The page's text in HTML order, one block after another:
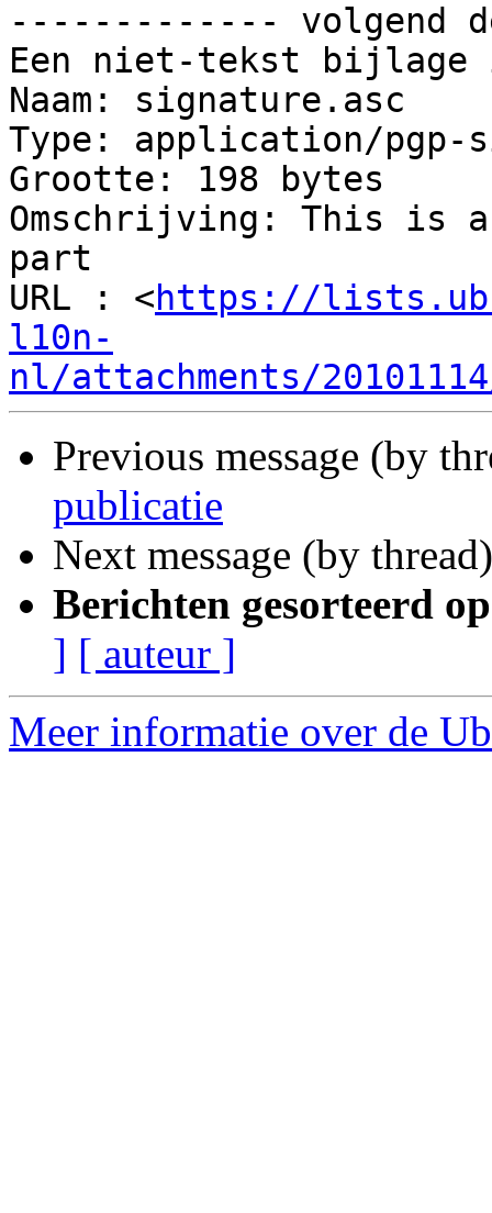
------------- volgend
Een niet-tekst
Naam: signature.asc
Type: application/pgp-
Grootte: 198 bytes
Omschrijving: This is
part
URL : <https://
l10n-
nl/attachments/
Previous message (by
publicatie
Next message (by
Berichten gesorteerd
] [ auteur ]
Meer informatie over de